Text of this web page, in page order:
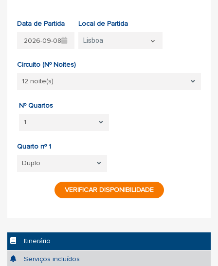
Data de Partida Local de Partida
Lisboa
Circuito (Nº Noites)
Nº Quartos
Quarto nº 1
VERIFICAR DISPONIBILIDADE
Itinerário
Serviços incluídos